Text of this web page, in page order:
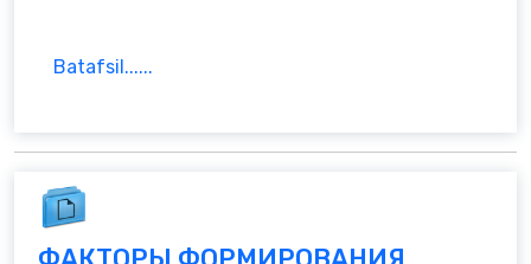
Batafsil......